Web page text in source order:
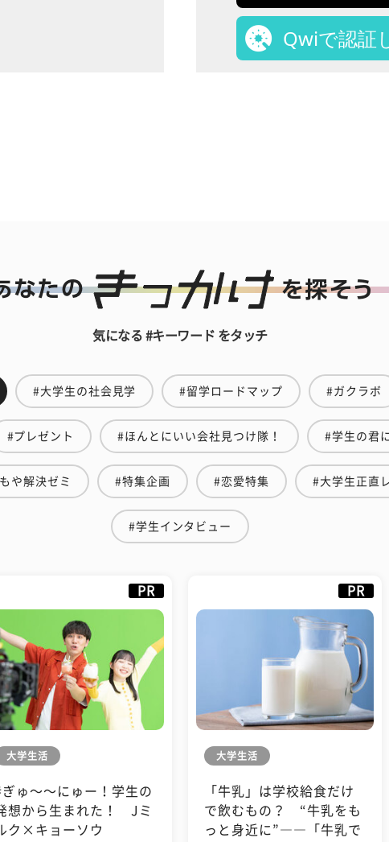
Qwiで認証
気になる #キーワード をタッチ
#大学生の社会見学 #留学ロードマップ #ガクラボ
#プレゼント #ほんとにいい会社見つけ隊！ #学生の君
や解決ゼミ #特集企画 #恋愛特集 #大学生正直
#学生インタビュー
PR
大学生活
ぎゅ〜〜にゅー！学生の
想から生まれた！ Jミ
ク×キョーソウ
PR
大学生活
「牛乳」は学校給食だけ
で飲むもの？ “牛乳をも
っと身近に”――「牛乳で